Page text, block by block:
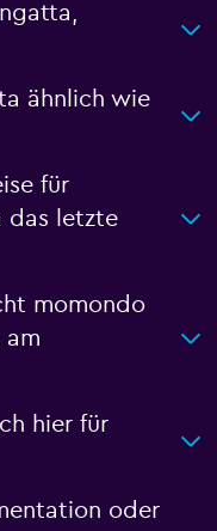
ähnlich wie
für
das letzte
momondo
am
hier für
oder